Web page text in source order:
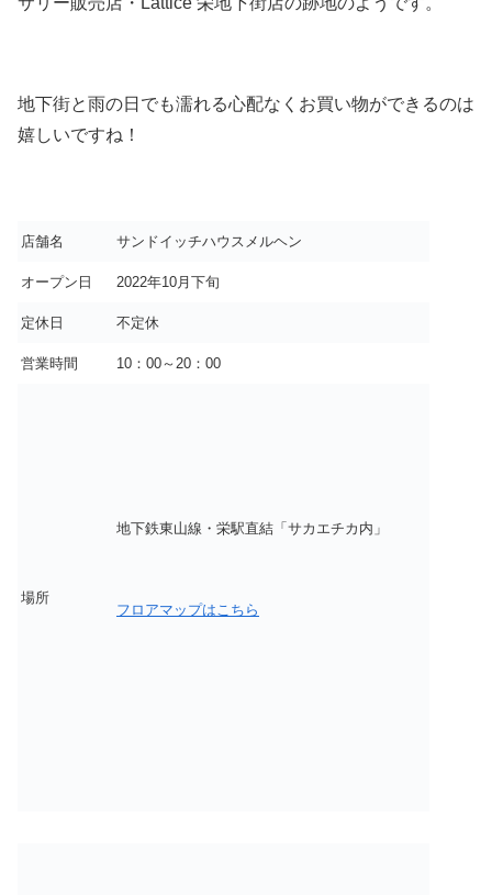
地下街と雨の日でも濡れる心配なくお買い物ができるのは
嬉しいですね！
店舗名 サンドイッチハウスメルヘン
オープン日 2022年10月下旬
定休日 不定休
営業時間 10：00～20：00
場所
地下鉄東山線・栄駅直結「サカエチカ内」
フロアマップはこちら